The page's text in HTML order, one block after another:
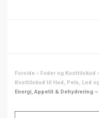
Forside » Foder og Kosttilskud »
Kosttilskud til Hud, Pels, Led
Energi, Appetit & Dehydrering